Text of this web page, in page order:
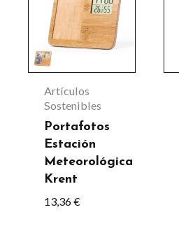
Artículos
Sostenibles
Portafotos
Estación
Meteorológica
Krent
13,36€